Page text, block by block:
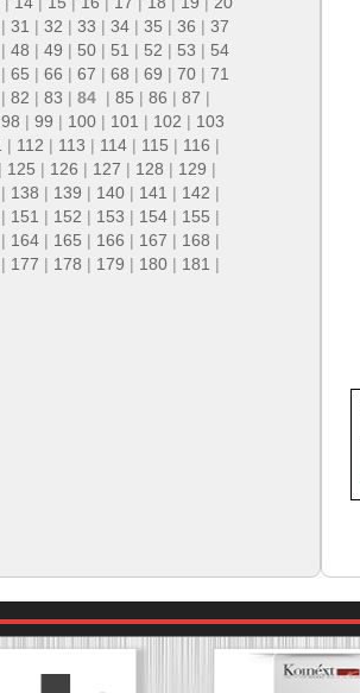
| 31 | 32 | 33 | 34 | 35 | 36 | 37
| 48 | 49 | 50 | 51 | 52 | 53 | 54
| 65 | 66 | 67 | 68 | 69 | 70 | 71
| 82 | 83 | 84 | 85 | 86 | 87 |
98 | 99 | 100 | 101 | 102 | 103
| 112 | 113 | 114 | 115 | 116 |
| 125 | 126 | 127 | 128 | 129 |
| 138 | 139 | 140 | 141 | 142 |
| 151 | 152 | 153 | 154 | 155 |
| 164 | 165 | 166 | 167 | 168 |
| 177 | 178 | 179 | 180 | 181 |